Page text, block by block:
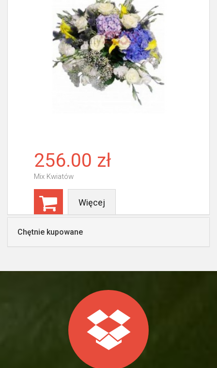
256.00 zł
Mix Kwiatów
Więcej
Chętnie kupowane